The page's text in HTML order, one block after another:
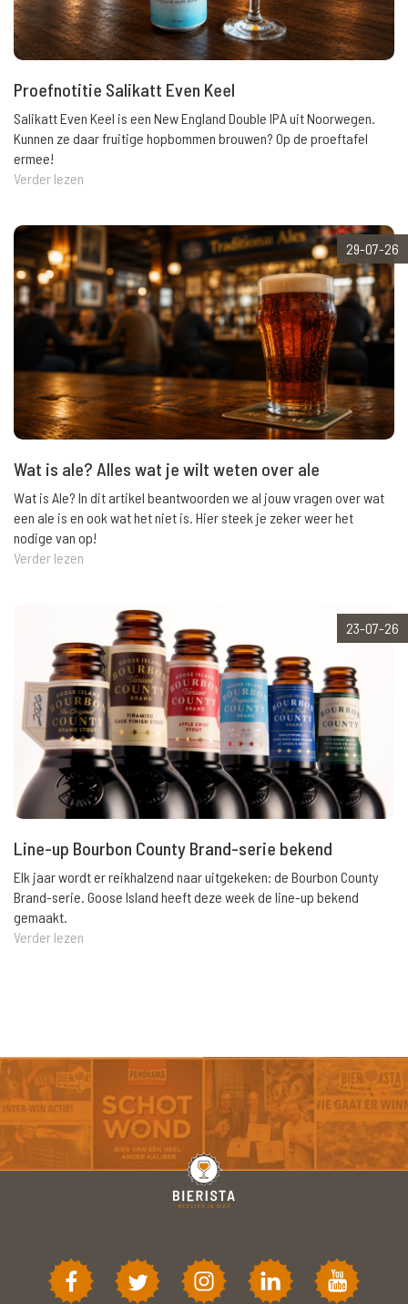
Proefnotitie Salikatt Even Keel
Salikatt Even Keel is een New England Double IPA uit Noorwegen.
Kunnen ze daar fruitige hopbommen brouwen? Op de proeftafel
ermee!
Verder lezen
29-07-26
Wat is ale? Alles wat je wilt weten over ale
Wat is Ale? In dit artikel beantwoorden we al jouw vragen over wat
een ale is en ook wat het niet is. Hier steek je zeker weer het
nodige van op!
Verder lezen
23-07-26
Line-up Bourbon County Brand-serie bekend
Elk jaar wordt er reikhalzend naar uitgekeken: de Bourbon County
Brand-serie. Goose Island heeft deze week de line-up bekend
gemaakt.
Verder lezen